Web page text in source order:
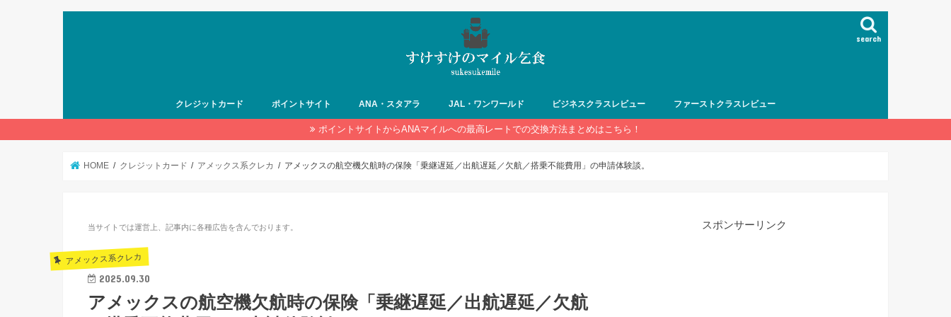
search
クレジットカード ポイントサイト ANA・スタアラ JAL・ワンワールド ビジネスクラスレビュー ファーストクラスレビュー
ポイントサイトからANAマイルへの最高レートでの交換方法まとめはこちら！
HOME クレジットカード アメックス系クレカ アメックスの航空機欠航時の保険「乗継遅延／出航遅延／欠航／搭乗不能費用」の申請体験談。
当サイトでは運営上、記事内に各種広告を含んでおります。
アメックス系クレカ
2025.09.30
アメックスの航空機欠航時の保険「乗継遅延／出航遅延／欠航
スポンサーリンク